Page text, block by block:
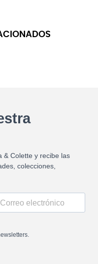
& Colette y recibe las
colecciones,